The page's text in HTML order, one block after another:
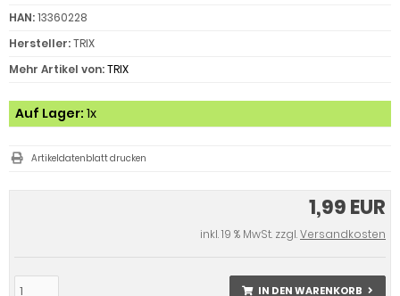
1,99 EUR
inkl. 19 % MwSt. zzgl.Versandkosten
IN DEN WARENKORB
HAN:13360228
Hersteller:TRIX
Mehr Artikel von:TRIX
Auf Lager: 1x
Artikeldatenblatt drucken